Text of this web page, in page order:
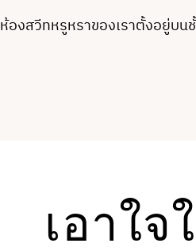
ห้องสวีทหรูหราของเราตั้งอยู่บ
เอาใ